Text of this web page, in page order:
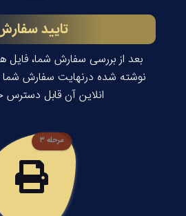
تایید
بعد از بررسی سفارش شما، فایل
نوشته شده درنهایت سفارش
انلاین آن قابل دسترس
مرحله ۳